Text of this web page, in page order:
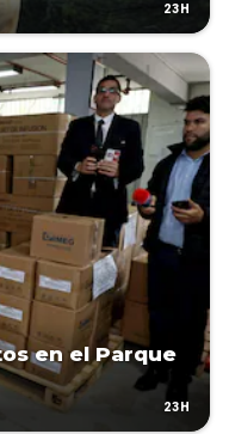
23H
en el Parque
23H